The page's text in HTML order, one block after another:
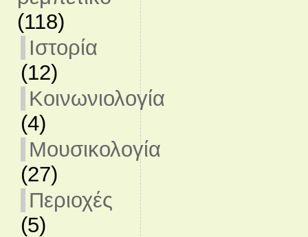
(118)
Ιστορία
(12)
Κοινωνιολογία
(4)
Μουσικολογία
(27)
Περιοχές
(5)